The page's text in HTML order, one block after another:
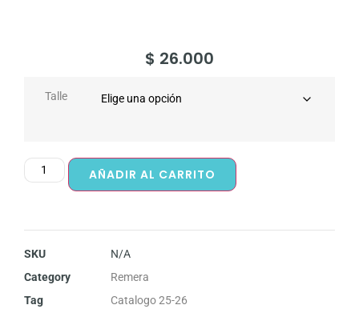
$ 26.000
Talle
AÑADIR AL CARRITO
SKU
N/A
Category
Remera
Tag
Catalogo 25-26